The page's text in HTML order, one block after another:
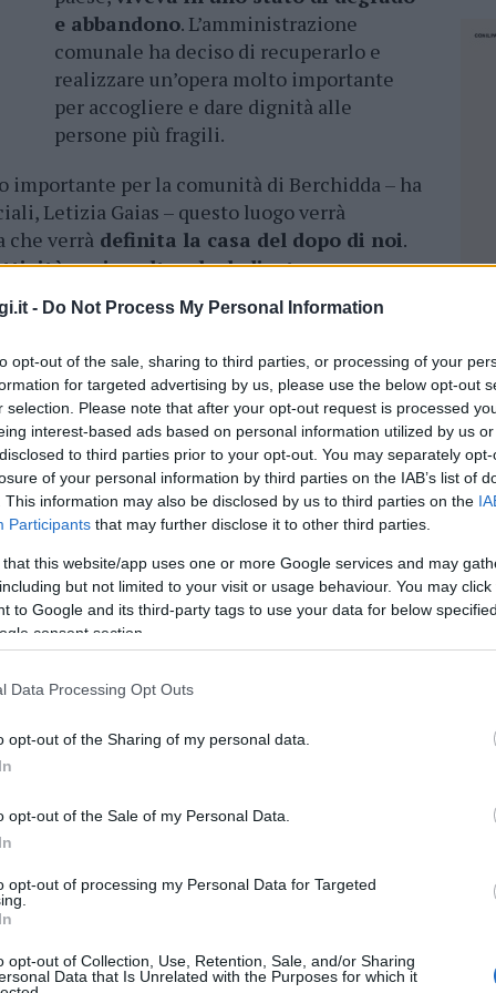
- Do Not Process My Personal Information
opt-out of the sale, sharing to third parties, or processing of your
for targeted advertising by us, please use the below opt-out
selection. Please note that after your opt-out request is processed
interest-based ads based on personal information utilized by us
to third parties prior to your opt-out. You may separately
of your personal information by third parties on the IAB’s list of
This information may also be disclosed by us to third parties on the
Participants that may further disclose it to other third parties.
that this website/app uses one or more Google services and may
but not limited to your visit or usage behaviour. You may
to Google and its third-party tags to use your data for below
consent section.
Data Processing Opt Outs
opt-out of the Sharing of my personal data.
opt-out of the Sale of my Personal Data.
opt-out of processing my Personal Data for Targeted
opt-out of Collection, Use, Retention, Sale, and/or Sharing
Data that Is Unrelated with the Purposes for which it
e abbandono. L’amministrazione
comunale ha deciso di recuperarlo e
realizzare un’opera molto importante
per accogliere e dare dignità alle
persone più fragili.
importante per la comunità di Berchidda – ha
Letizia Gaias – questo luogo verrà
che verrà definita la casa del dopo di noi.
socio culturale dedicato
. Ci teniamo a raccontare una parte di
di questo immobile dalla famiglia Gaias e
della struttura alla famiglia. Oggi stiamo
vita alla struttura”.
Andrea Nieddu . “Iniziamo a scrivere
sociale della nostra comunità–
centro del comune dove dominava
nel secondo dopo guerra, che nel tempo ha
che ne hanno compromesso
e nel tempo questo sito è diventato
Il costo dei lavori è di 1 milione e mezzo di
obiettivo quello di conferire decoro
.
nella sezione Logindal menù del sito o